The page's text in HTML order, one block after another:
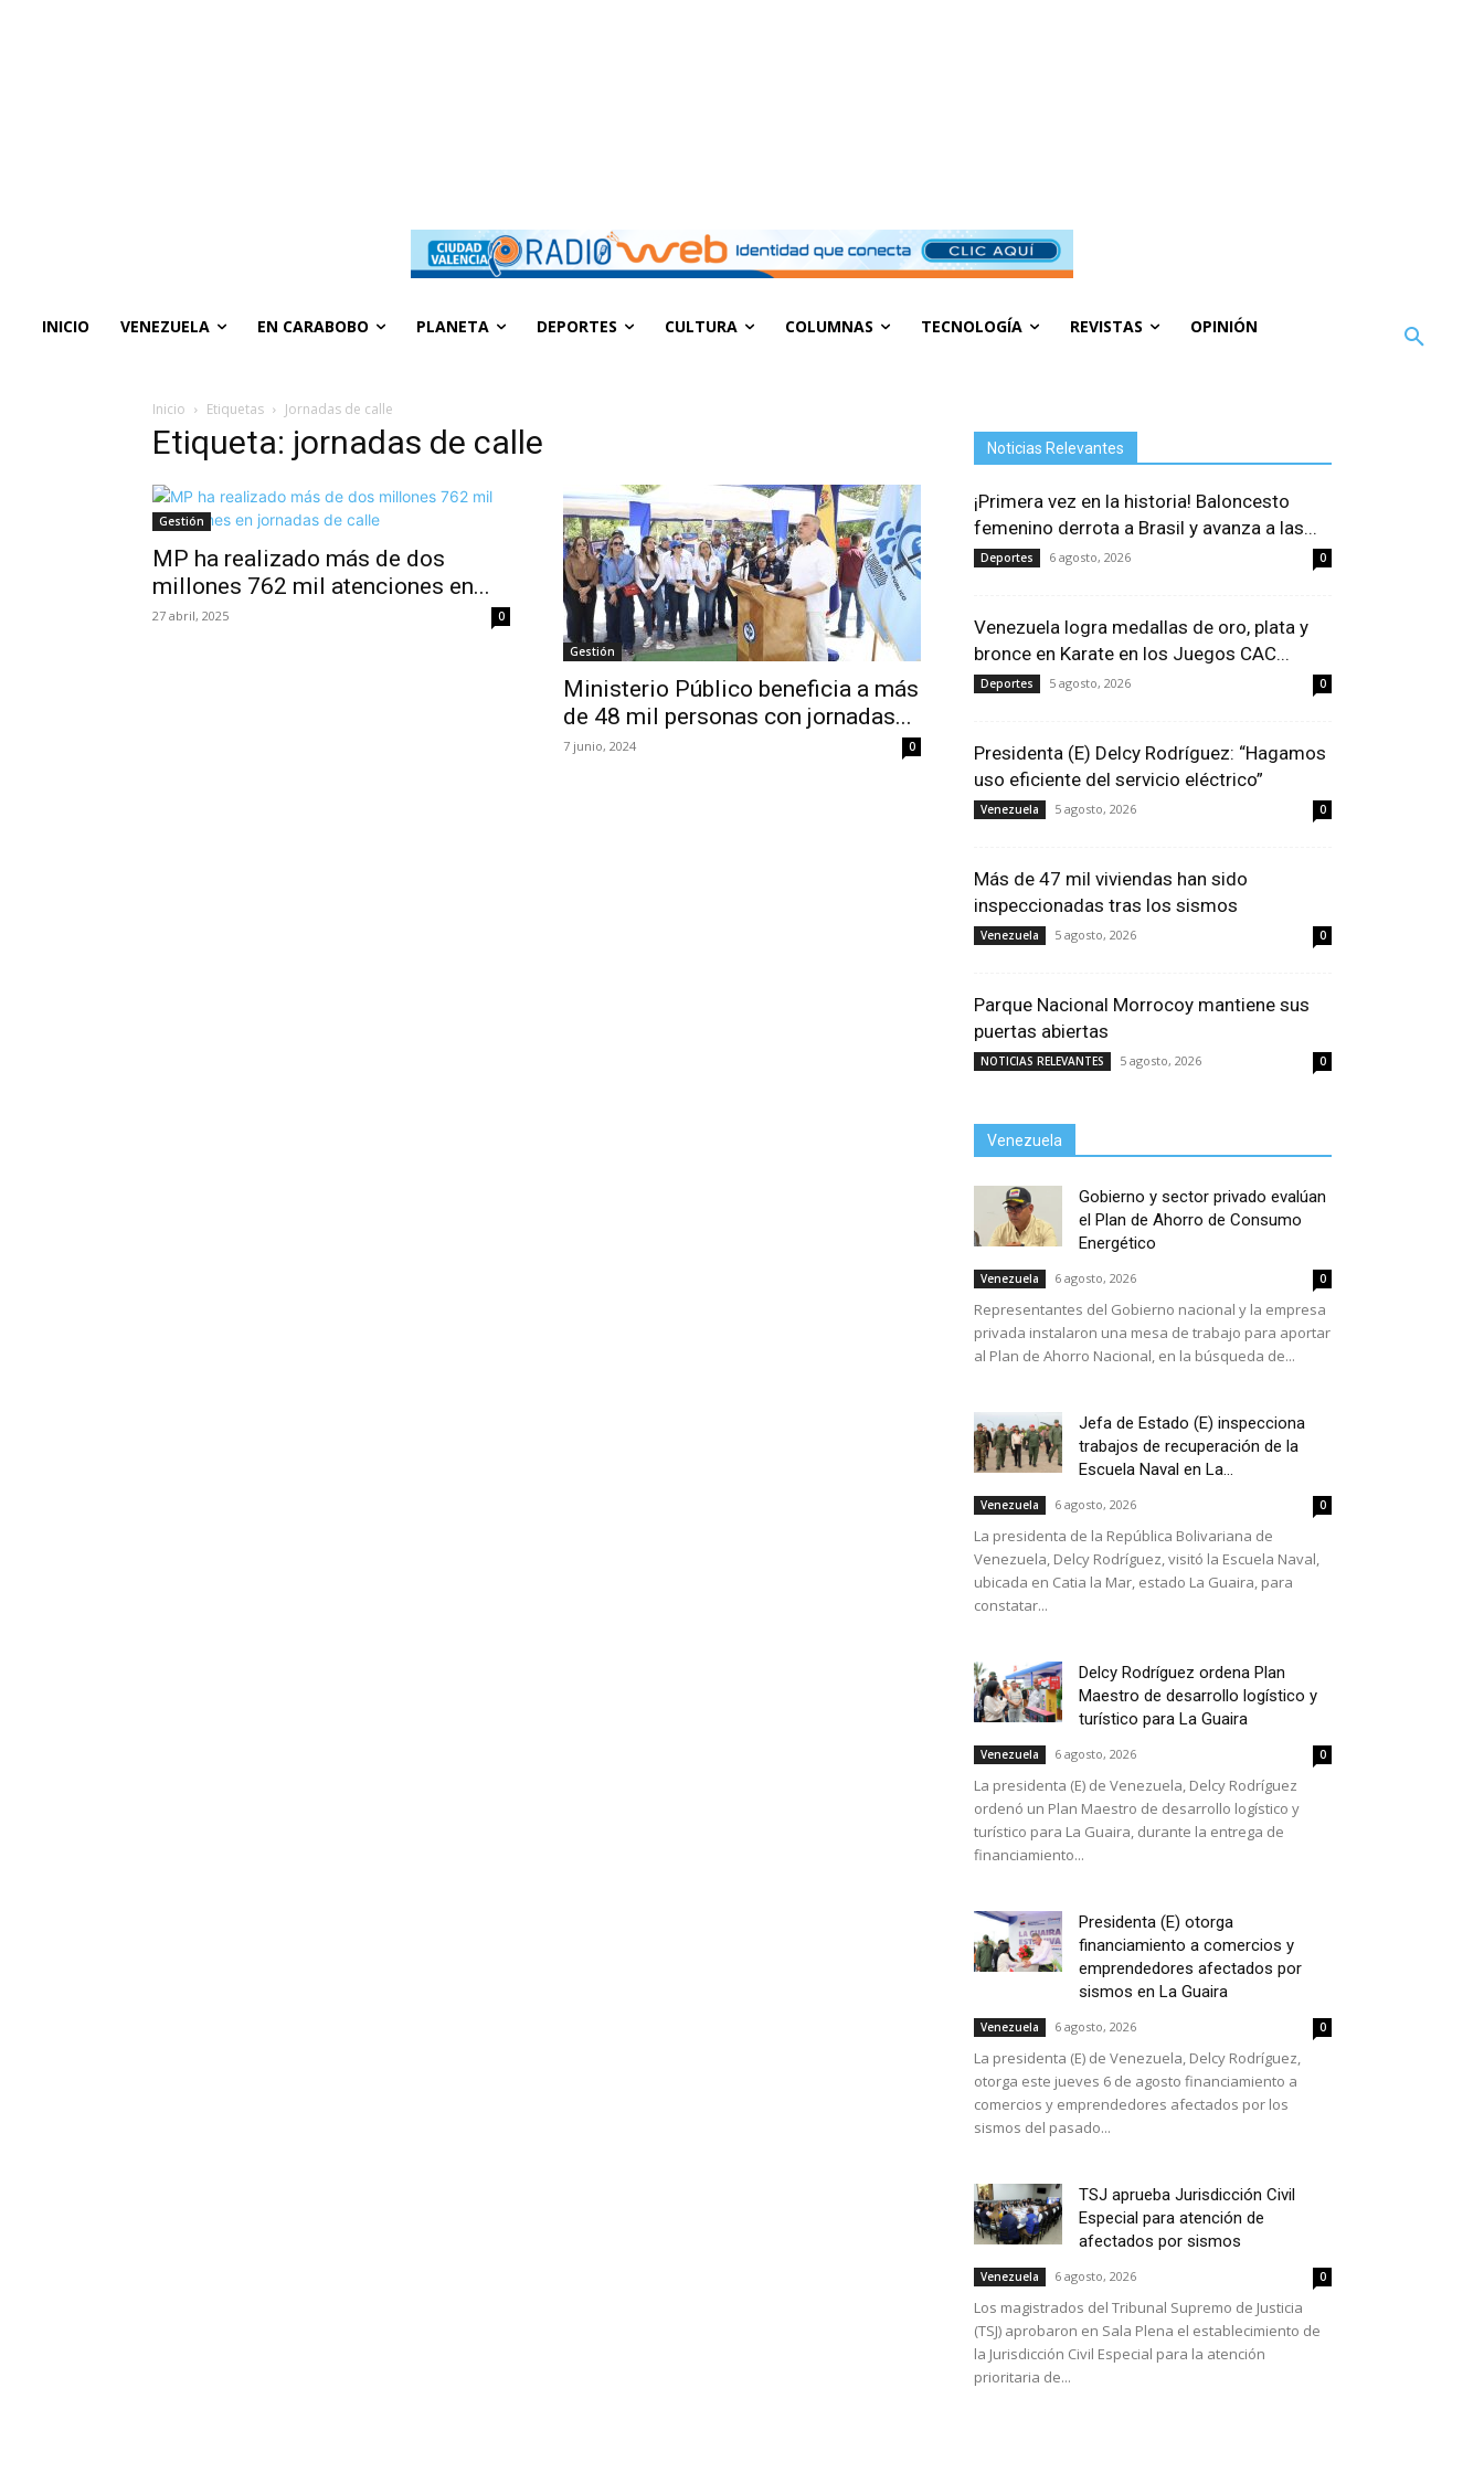
INICIO VENEZUELA EN CARABOBO PLANETA DEPORTES CULTURA COLUMNAS TECNOLOGÍA REVISTAS OPINIÓN
Inicio Etiquetas Jornadas de calle
Etiqueta: jornadas de calle
Gestión
MP ha realizado más de dos
millones 762 mil atenciones en...
27 abril, 2025 0
Gestión
Ministerio Público beneficia a más
de 48 mil personas con jornadas...
7 junio, 2024 0
Noticias Relevantes
¡Primera vez en la historia! Baloncesto
femenino derrota a Brasil y avanza a las...
Deportes 6 agosto, 2026 0
Venezuela logra medallas de oro, plata y
bronce en Karate en los Juegos CAC...
Deportes 5 agosto, 2026 0
Presidenta (E) Delcy Rodríguez: “Hagamos
uso eficiente del servicio eléctrico”
Venezuela 5 agosto, 2026 0
Más de 47 mil viviendas han sido
inspeccionadas tras los sismos
Venezuela 5 agosto, 2026 0
Parque Nacional Morrocoy mantiene sus
puertas abiertas
NOTICIAS RELEVANTES 5 agosto, 2026 0
Venezuela
Gobierno y sector privado evalúan
el Plan de Ahorro de Consumo
Energético
Venezuela 6 agosto, 2026 0
Representantes del Gobierno nacional y la empresa
privada instalaron una mesa de trabajo para aportar
al Plan de Ahorro Nacional, en la búsqueda de...
Jefa de Estado (E) inspecciona
trabajos de recuperación de la
Escuela Naval en La...
Venezuela 6 agosto, 2026 0
La presidenta de la República Bolivariana de
Venezuela, Delcy Rodríguez, visitó la Escuela Naval,
ubicada en Catia la Mar, estado La Guaira, para
constatar...
Delcy Rodríguez ordena Plan
Maestro de desarrollo logístico y
turístico para La Guaira
Venezuela 6 agosto, 2026 0
La presidenta (E) de Venezuela, Delcy Rodríguez
ordenó un Plan Maestro de desarrollo logístico y
turístico para La Guaira, durante la entrega de
financiamiento...
Presidenta (E) otorga
financiamiento a comercios y
emprendedores afectados por
sismos en La Guaira
Venezuela 6 agosto, 2026 0
La presidenta (E) de Venezuela, Delcy Rodríguez,
otorga este jueves 6 de agosto financiamiento a
comercios y emprendedores afectados por los
sismos del pasado...
TSJ aprueba Jurisdicción Civil
Especial para atención de
afectados por sismos
Venezuela 6 agosto, 2026 0
Los magistrados del Tribunal Supremo de Justicia
(TSJ) aprobaron en Sala Plena el establecimiento de
la Jurisdicción Civil Especial para la atención
prioritaria de...